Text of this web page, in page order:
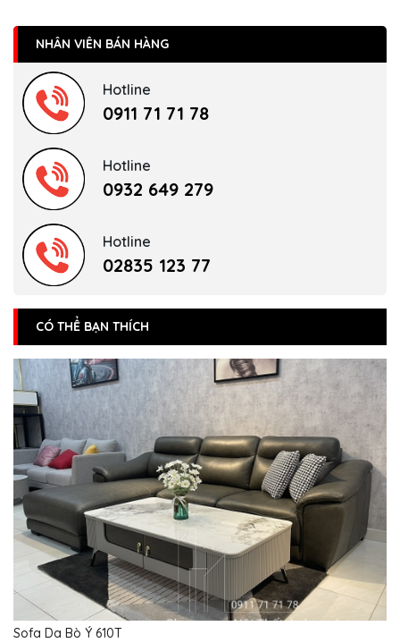
NHÂN VIÊN BÁN HÀNG
Hotline
0911 71 71 78
Hotline
0932 649 279
Hotline
02835 123 77
CÓ THỂ BẠN THÍCH
Sofa Da Bò Ý 610T